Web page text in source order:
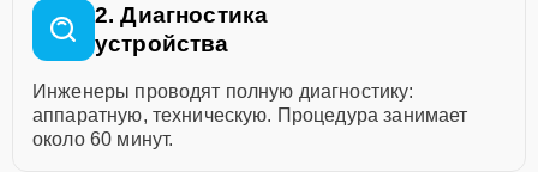
2. Диагностика
устройства
Инженеры проводят полную диагностику:
аппаратную, техническую. Процедура занимает
около 60 минут.